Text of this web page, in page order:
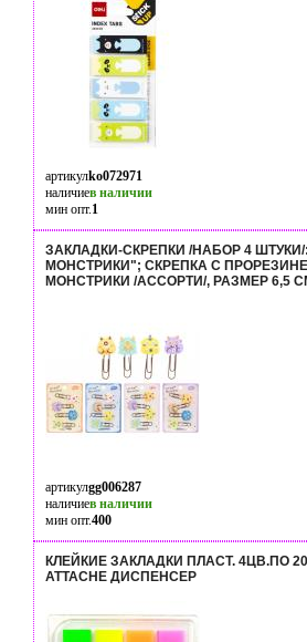
артикулko072971
наличиев наличии
мин опт.1
ЗАКЛАДКИ-СКРЕПКИ /НАБОР 4
МОНСТРИКИ"; СКРЕПКА С
МОНСТРИКИ /АССОРТИ/, РАЗМЕР 6,5
артикулgg006287
наличиев наличии
мин опт.400
КЛЕЙКИЕ ЗАКЛАДКИ ПЛАСТ. 4ЦВ.ПО
ATTACHE ДИСПЕНСЕР